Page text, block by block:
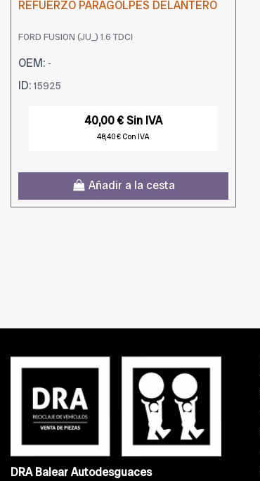
REFUERZO PARAGOLPES DELANTERO
FORD FUSION (JU_) 1.6 TDCI
OEM: -
ID: 15925
40,00 € Sin IVA
48,40 € Con IVA
Añadir a la cesta
DRA Balear Autodesguaces